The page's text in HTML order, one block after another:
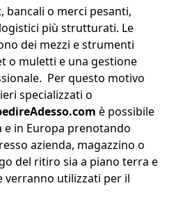
bancali o merci pesanti,
più strutturati. Le
dei mezzi e strumenti
o muletti e una gestione
Per questo motivo
specializzati o
è possibile
in Europa prenotando
azienda, magazzino o
del ritiro sia a piano terra e
verranno utilizzati per il